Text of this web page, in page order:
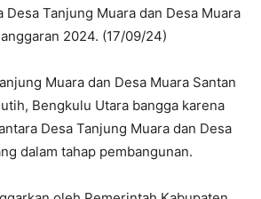
Desa Tanjung Muara dan Desa Muara
2024. (17/09/24)
Muara dan Desa Muara Santan
Bengkulu Utara bangga karena
Desa Tanjung Muara dan Desa
dalam tahap pembangunan.